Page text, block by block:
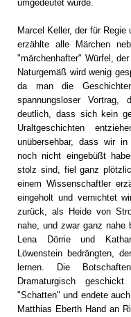
umgedeutet wurde.
Marcel Keller, der für
erzählte alle Märchen
"märchenhafter" Würfel,
Naturgemäß wird wenig
da man die
spannungsloser
deutlich, dass sich kein
Uraltgeschichten
unübersehbar, dass wir
noch nicht eingebüßt
stolz sind, fiel ganz
einem Wissenschaftler
eingeholt und vernichtet
zurück, als Heide von
nahe, und zwar ganz nahe
Lena Dörrie und
Löwenstein bedrängten,
lernen. Die
Dramaturgisch
"Schatten" und endete
Matthias Eberth Hand an